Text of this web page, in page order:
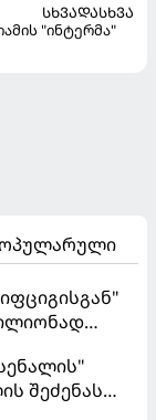
ᲡᲮᲕᲐᲓᲐᲡᲮᲕᲐ
"ინტერმა"
შეძენას